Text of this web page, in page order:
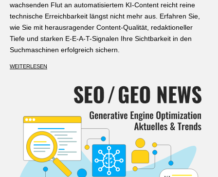
wachsenden Flut an automatisiertem KI-Content reicht reine
technische Erreichbarkeit längst nicht mehr aus. Erfahren Sie,
wie Sie mit herausragender Content-Qualität, redaktioneller
Tiefe und starken E-E-A-T-Signalen Ihre Sichtbarkeit in den
Suchmaschinen erfolgreich sichern.
WEITERLESEN